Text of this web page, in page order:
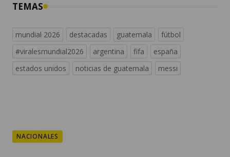
TEMAS
mundial 2026 destacadas guatemala
fútbol
#viralesmundial2026
argentina fifa
españa
estados unidos
noticias de guatemala messi
NACIONALES